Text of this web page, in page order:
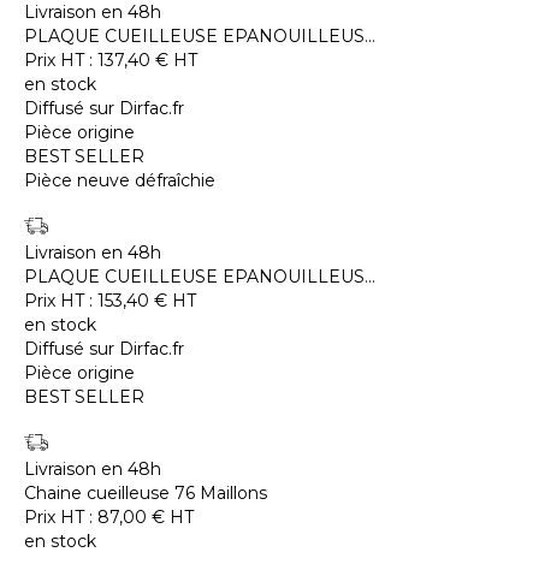
Livraison en 48h
PLAQUE CUEILLEUSE EPANOUILLEUS...
Prix HT : 137,40 € HT
en stock
Diffusé sur Dirfac.fr
Pièce origine
BEST SELLER
Pièce neuve défraîchie
Livraison en 48h
PLAQUE CUEILLEUSE EPANOUILLEUS...
Prix HT : 153,40 € HT
en stock
Diffusé sur Dirfac.fr
Pièce origine
BEST SELLER
Livraison en 48h
Chaine cueilleuse 76 Maillons
Prix HT : 87,00 € HT
en stock